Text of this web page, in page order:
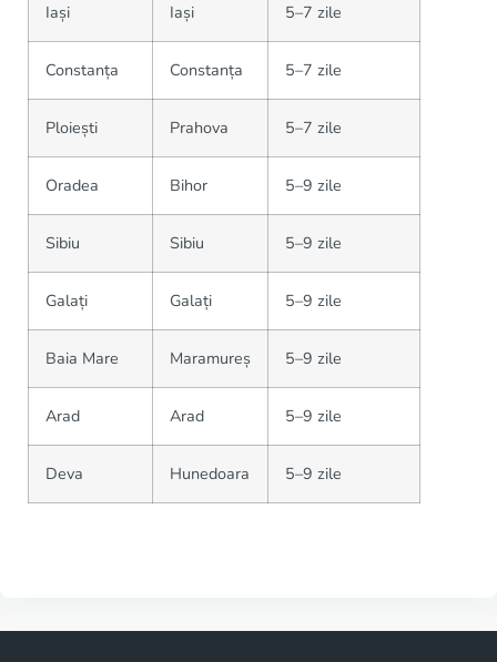
Iași Iași 5–7 zile
Constanța Constanța 5–7 zile
Ploiești Prahova 5–7 zile
Oradea Bihor 5–9 zile
Sibiu Sibiu 5–9 zile
Galați Galați 5–9 zile
Baia Mare Maramureș 5–9 zile
Arad Arad 5–9 zile
Deva Hunedoara 5–9 zile